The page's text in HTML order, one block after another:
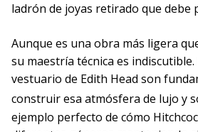
ladrón de joyas retirado que debe
Aunque es una obra más ligera
su maestría técnica es indiscutible.
vestuario de Edith Head son
construir esa atmósfera de lujo y
ejemplo perfecto de cómo